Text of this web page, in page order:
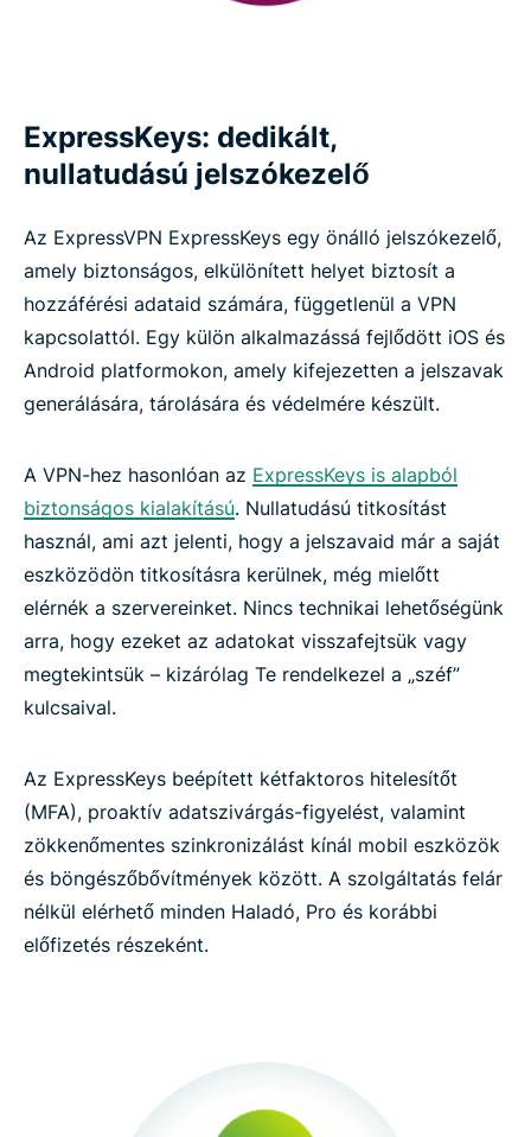
ExpressKeys: dedikált,
nullatudású jelszókezelő
Az ExpressVPN ExpressKeys egy önálló jelszókezelő,
amely biztonságos, elkülönített helyet biztosít a
hozzáférési adataid számára, függetlenül a VPN
kapcsolattól. Egy külön alkalmazássá fejlődött iOS és
Android platformokon, amely kifejezetten a jelszavak
generálására, tárolására és védelmére készült.
A VPN-hez hasonlóan az ExpressKeys is alapból
biztonságos kialakítású. Nullatudású titkosítást
használ, ami azt jelenti, hogy a jelszavaid már a saját
eszközödön titkosításra kerülnek, még mielőtt
elérnék a szervereinket. Nincs technikai lehetőségünk
arra, hogy ezeket az adatokat visszafejtsük vagy
megtekintsük – kizárólag Te rendelkezel a „széf”
kulcsaival.
Az ExpressKeys beépített kétfaktoros hitelesítőt
(MFA), proaktív adatszivárgás-figyelést, valamint
zökkenőmentes szinkronizálást kínál mobil eszközök
és böngészőbővítmények között. A szolgáltatás felár
nélkül elérhető minden Haladó, Pro és korábbi
előfizetés részeként.